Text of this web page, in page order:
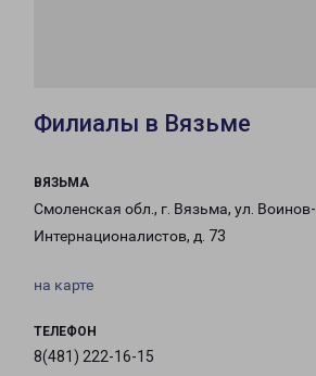
Филиалы в Вязьме
ВЯЗЬМА
Смоленская обл., г. Вязьма, ул. Воинов-
Интернационалистов, д. 73
на карте
ТЕЛЕФОН
8(481) 222-16-15